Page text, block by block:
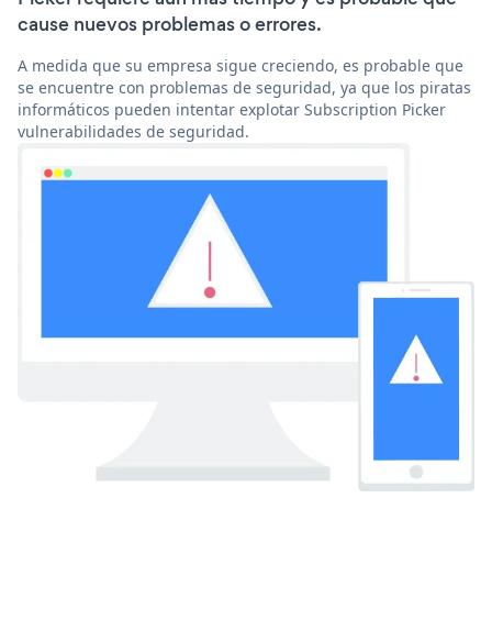
cause nuevos problemas o errores.
A medida que su empresa sigue creciendo, es probable que
se encuentre con problemas de seguridad, ya que los piratas
informáticos pueden intentar explotar Subscription Picker
vulnerabilidades de seguridad.